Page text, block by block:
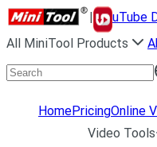
|
uTube
All MiniTool Products
HomePricingOnline
Video Tools